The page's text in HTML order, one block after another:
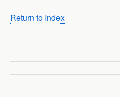
Return to Index